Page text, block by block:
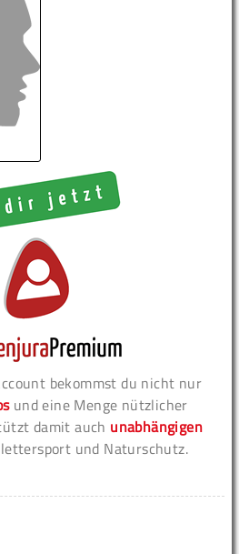
bekommst du nicht nur
und eine Menge nützlicher
damit auch unabhängigen
und Naturschutz.